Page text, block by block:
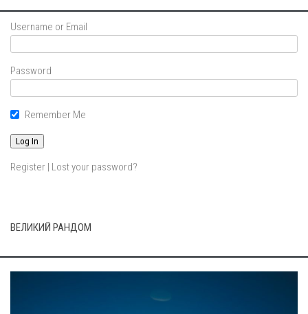
Username or Email
Password
Remember Me
Register | Lost your password?
ВЕЛИКИЙ РАНДОМ